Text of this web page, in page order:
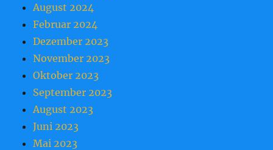
August 2024
Februar 2024
Dezember 2023
November 2023
Oktober 2023
September 2023
August 2023
Juni 2023
Mai 2023